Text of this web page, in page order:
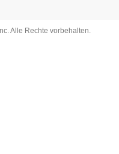
Alle Rechte vorbehalten.